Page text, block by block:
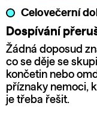
Celovečerní
Dospívání
Žádná doposud
co se děje se
končetin nebo
příznaky nemoci,
je třeba řešit.